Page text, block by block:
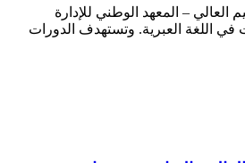
العالي – المعهد الوطني للإدارة
اللغة العبرية. وتستهدف الدورات